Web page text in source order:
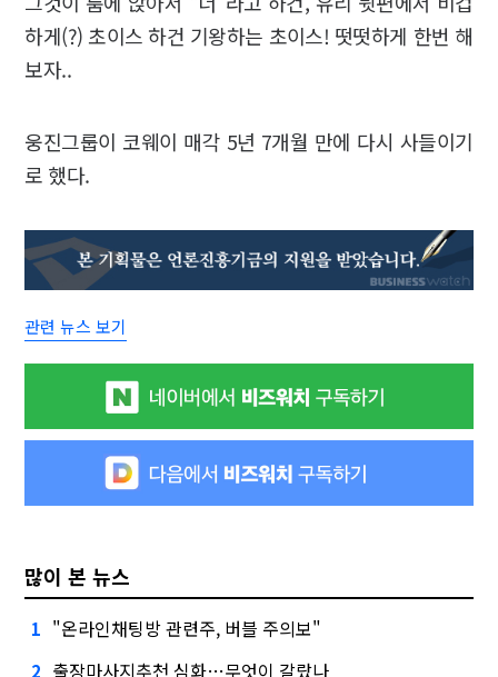
하게(?) 초이스 하건 기왕하는 초이스! 떳떳하게 한번 해
보자..
웅진그룹이 코웨이 매각 5년 7개월 만에 다시 사들이기
로 했다.
관련 뉴스 보기
많이 본 뉴스
1 "온라인채팅방 관련주, 버블 주의보"
2 출장마사지추천 심화…무엇이 갈랐나